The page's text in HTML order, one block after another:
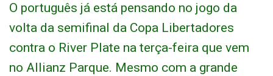
O português já está pensando no jogo da
volta da semifinal da Copa Libertadores
contra o River Plate na terça-feira que vem
no Allianz Parque. Mesmo com a grande